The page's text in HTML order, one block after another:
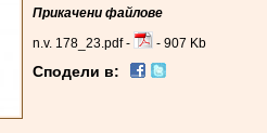
Прикачени файлове
n.v. 178_23.pdf -
- 907 Kb
Сподели в: